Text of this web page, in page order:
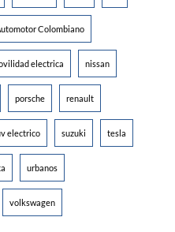
Colombiano
electrica nissan
porsche renault
electrico suzuki tesla
urbanos
volkswagen